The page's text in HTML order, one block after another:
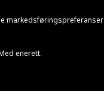
markedsføringspreferanser
enerett.